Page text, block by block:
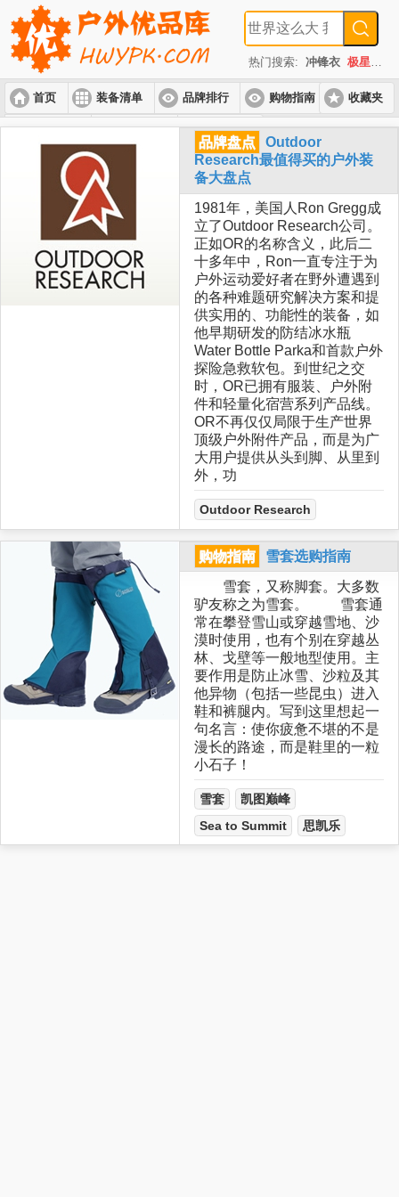
热门搜索: 冲锋衣 极星
首页 装备清单 品牌排行 购物指南
入门套装 进阶套装 高端套装
收藏夹
品牌盘点
Outdoor
Research最值得买的户外装
备大盘点
1981年，美国人Ron Gregg成
立了Outdoor Research公司。
正如OR的名称含义，此后二
十多年中，Ron一直专注于为
户外运动爱好者在野外遭遇到
的各种难题研究解决方案和提
供实用的、功能性的装备，如
他早期研发的防结冰水瓶
Water Bottle Parka和首款户外
探险急救软包。到世纪之交
时，OR已拥有服装、户外附
件和轻量化宿营系列产品线。
OR不再仅仅局限于生产世界
顶级户外附件产品，而是为广
大用户提供从头到脚、从里到
外，功
Outdoor Research
购物指南
雪套选购指南
雪套，又称脚套。大多数
驴友称之为雪套。 雪套通
常在攀登雪山或穿越雪地、沙
漠时使用，也有个别在穿越丛
林、戈壁等一般地型使用。主
要作用是防止冰雪、沙粒及其
他异物（包括一些昆虫）进入
鞋和裤腿内。写到这里想起一
句名言：使你疲惫不堪的不是
漫长的路途，而是鞋里的一粒
小石子！
雪套
凯图巅峰
Sea to Summit
思凯乐